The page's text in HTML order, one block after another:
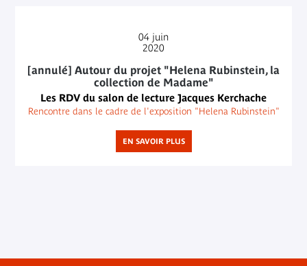
04 juin
2020
[annulé] Autour du projet "Helena Rubinstein, la
collection de Madame"
Les RDV du salon de lecture Jacques Kerchache
Rencontre dans le cadre de l'exposition "Helena Rubinstein"
EN SAVOIR PLUS